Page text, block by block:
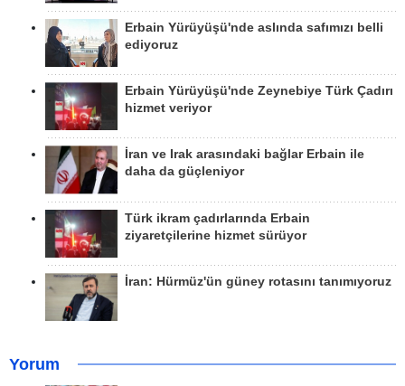
Erbain Yürüyüşü'nde aslında safımızı belli
ediyoruz
Erbain Yürüyüşü'nde Zeynebiye Türk Çadırı
hizmet veriyor
İran ve Irak arasındaki bağlar Erbain ile
daha da güçleniyor
Türk ikram çadırlarında Erbain
ziyaretçilerine hizmet sürüyor
İran: Hürmüz'ün güney rotasını tanımıyoruz
Yorum